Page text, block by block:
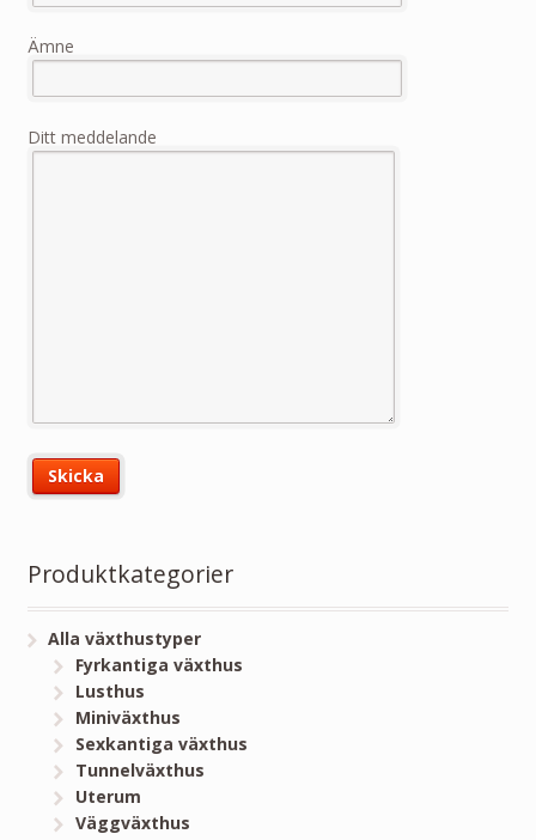
Ämne
Ditt meddelande
Produktkategorier
Alla växthustyper
Fyrkantiga växthus
Lusthus
Miniväxthus
Sexkantiga växthus
Tunnelväxthus
Uterum
Väggväxthus